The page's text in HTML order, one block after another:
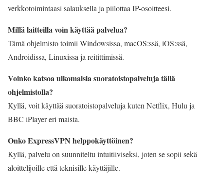
verkkotoimintaasi salauksella ja piilottaa IP-osoitteesi.
Millä laitteilla voin käyttää palvelua?
Tämä ohjelmisto toimii Windowsissa, macOS:ssä, iOS:ssä,
Androidissa, Linuxissa ja reitittimissä.
Voinko katsoa ulkomaisia suoratoistopalveluja tällä
ohjelmistolla?
Kyllä, voit käyttää suoratoistopalveluja kuten Netflix, Hulu ja
BBC iPlayer eri maista.
Onko ExpressVPN helppokäyttöinen?
Kyllä, palvelu on suunniteltu intuitiiviseksi, joten se sopii sekä
aloittelijoille että teknisille käyttäjille.